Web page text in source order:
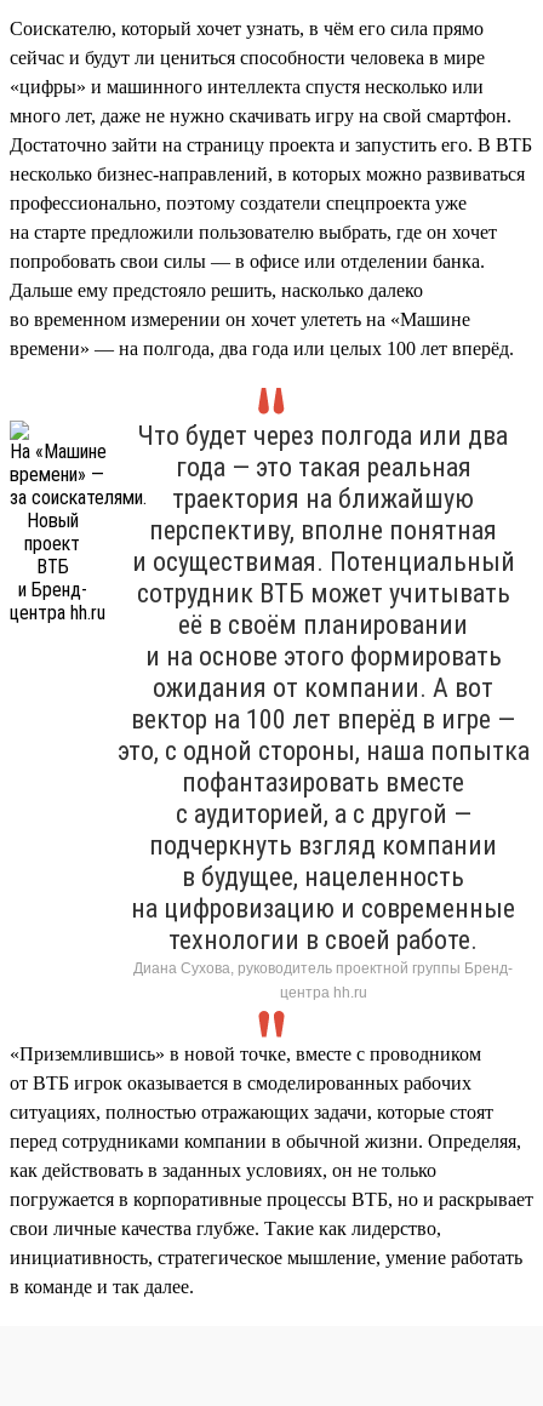
Соискателю, который хочет узнать, в чём его сила прямо
сейчас и будут ли цениться способности человека в мире
«цифры» и машинного интеллекта спустя несколько или
много лет, даже не нужно скачивать игру на свой смартфон.
Достаточно зайти на страницу проекта и запустить его. В ВТБ
несколько бизнес-направлений, в которых можно развиваться
профессионально, поэтому создатели спецпроекта уже
на старте предложили пользователю выбрать, где он хочет
попробовать свои силы — в офисе или отделении банка.
Дальше ему предстояло решить, насколько далеко
во временном измерении он хочет улететь на «Машине
времени» — на полгода, два года или целых 100 лет вперёд.
Что будет через полгода или два
года — это такая реальная
траектория на ближайшую
перспективу, вполне понятная
и осуществимая. Потенциальный
сотрудник ВТБ может учитывать
её в своём планировании
и на основе этого формировать
ожидания от компании. А вот
вектор на 100 лет вперёд в игре —
это, с одной стороны, наша попытка
пофантазировать вместе
с аудиторией, а с другой —
подчеркнуть взгляд компании
в будущее, нацеленность
на цифровизацию и современные
технологии в своей работе.
Диана Сухова, руководитель проектной группы Бренд-
центра hh.ru
«Приземлившись» в новой точке, вместе с проводником
от ВТБ игрок оказывается в смоделированных рабочих
ситуациях, полностью отражающих задачи, которые стоят
перед сотрудниками компании в обычной жизни. Определяя,
как действовать в заданных условиях, он не только
погружается в корпоративные процессы ВТБ, но и раскрывает
свои личные качества глубже. Такие как лидерство,
инициативность, стратегическое мышление, умение работать
в команде и так далее.